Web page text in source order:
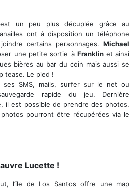
est un peu plus décuplée grâce au
ont à disposition un téléphone
certains personnages. Michael
une petite sortie àFranklin et ainsi
bières au bar du coin mais aussi se
tease. Le pied !
SMS, mails, surfer sur le net ou
rapide du jeu. Dernière
il est possible de prendre des photos.
pourront être récupérées via le
Lucette !
l’île de Los Santos offre une map